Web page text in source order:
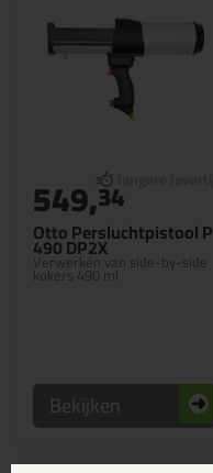
Otto Persluchtpistool P
490 DP2X
Verwerken van side-by-side
kokers 490 ml
549,34
Bekijken